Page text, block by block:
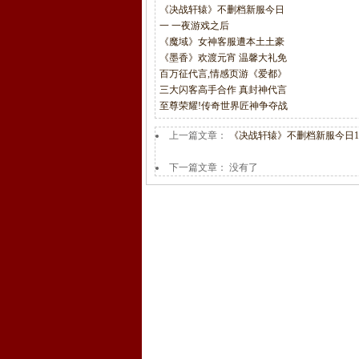
《决战轩辕》不删档新服今日
一 一夜游戏之后
《魔域》女神客服遭本土土豪
《墨香》欢渡元宵 温馨大礼免
百万征代言,情感页游《爱都》
三大闪客高手合作 真封神代言
至尊荣耀!传奇世界匠神争夺战
上一篇文章： 《决战轩辕》不删档新服今日
下一篇文章： 没有了